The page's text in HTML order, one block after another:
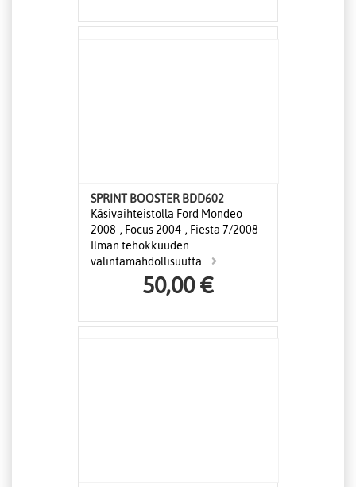
SPRINT BOOSTER BDD602
Käsivaihteistolla Ford Mondeo
2008-, Focus 2004-, Fiesta 7/2008-
Ilman tehokkuuden
valintamahdollisuutta...
50,00 €